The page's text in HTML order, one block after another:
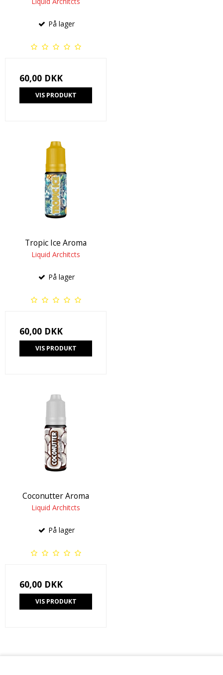
På lager
60,00 DKK
VIS PRODUKT
Tropic Ice Aroma
Liquid Architcts
På lager
60,00 DKK
VIS PRODUKT
Coconutter Aroma
Liquid Architcts
På lager
60,00 DKK
VIS PRODUKT